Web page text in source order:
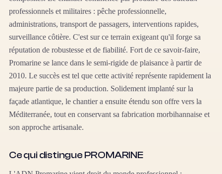
professionnels et militaires : pêche professionnelle,
administrations, transport de passagers, interventions rapides,
surveillance côtière. C'est sur ce terrain exigeant qu'il forge sa
réputation de robustesse et de fiabilité. Fort de ce savoir-faire,
Promarine se lance dans le semi-rigide de plaisance à partir de
2010. Le succès est tel que cette activité représente rapidement la
majeure partie de sa production. Solidement implanté sur la
façade atlantique, le chantier a ensuite étendu son offre vers la
Méditerranée, tout en conservant sa fabrication morbihannaise et
son approche artisanale.
Ce qui distingue PROMARINE